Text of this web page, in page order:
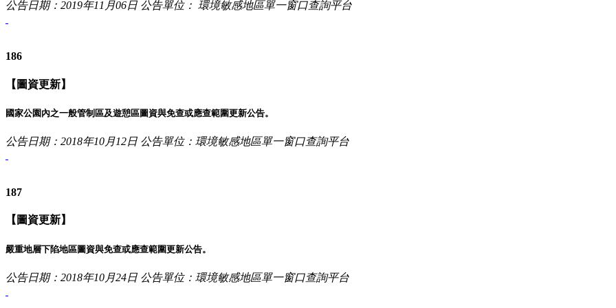
公告日期：2019年11月06日 公告單位： 環境敏感地區單一窗口查詢平台
186
【圖資更新】
國家公園內之一般管制區及遊憩區圖資與免查或應查範圍更新公告。
公告日期：2018年10月12日 公告單位：環境敏感地區單一窗口查詢平台
187
【圖資更新】
嚴重地層下陷地區圖資與免查或應查範圍更新公告。
公告日期：2018年10月24日 公告單位：環境敏感地區單一窗口查詢平台